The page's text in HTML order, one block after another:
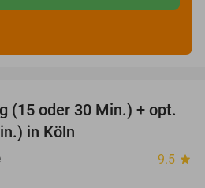
36%
(15 oder 30 Min.) + opt.
in Köln
9.5 star